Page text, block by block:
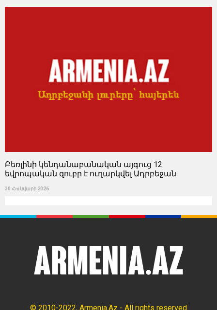
Բեռլինի կենդանաբանական այգուց 12
եվրոպական զուբր է ուղարկվել Ադրբեջան
30 Հունվարի 2026
© 2010-2022, Armenia.Az - All rights reserved